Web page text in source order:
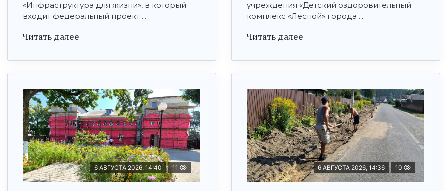
«Инфраструктура для жизни», в который
входит федеральный проект ...
Читать далее
учреждения «Детский оздоровительный
комплекс «Лесной» города ...
Читать далее
6 АВГУСТА 2026, 14:40 11 6 АВГУСТА 2026, 14:36 10